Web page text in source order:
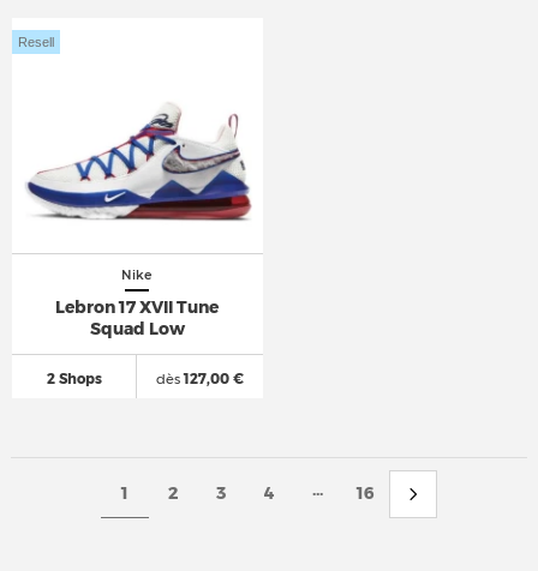
Nike
Lebron 17 XVII Tune
Squad Low
2 Shops
Resell
dès127,00 €
1 2 3 4 ... 16